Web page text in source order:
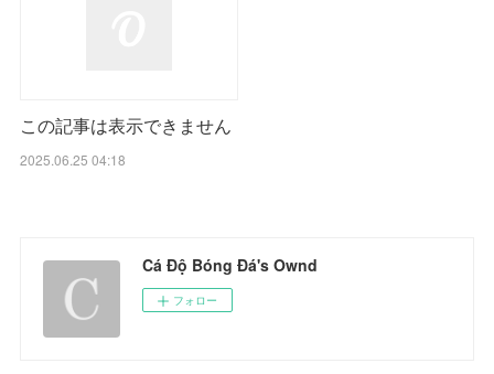
この記事は表示できません
2025.06.25 04:18
Cá Độ Bóng Đá's Ownd
フォロー